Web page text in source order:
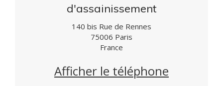
d'assainissement
140 bis Rue de Rennes
75006 Paris
France
Afficher le téléphone